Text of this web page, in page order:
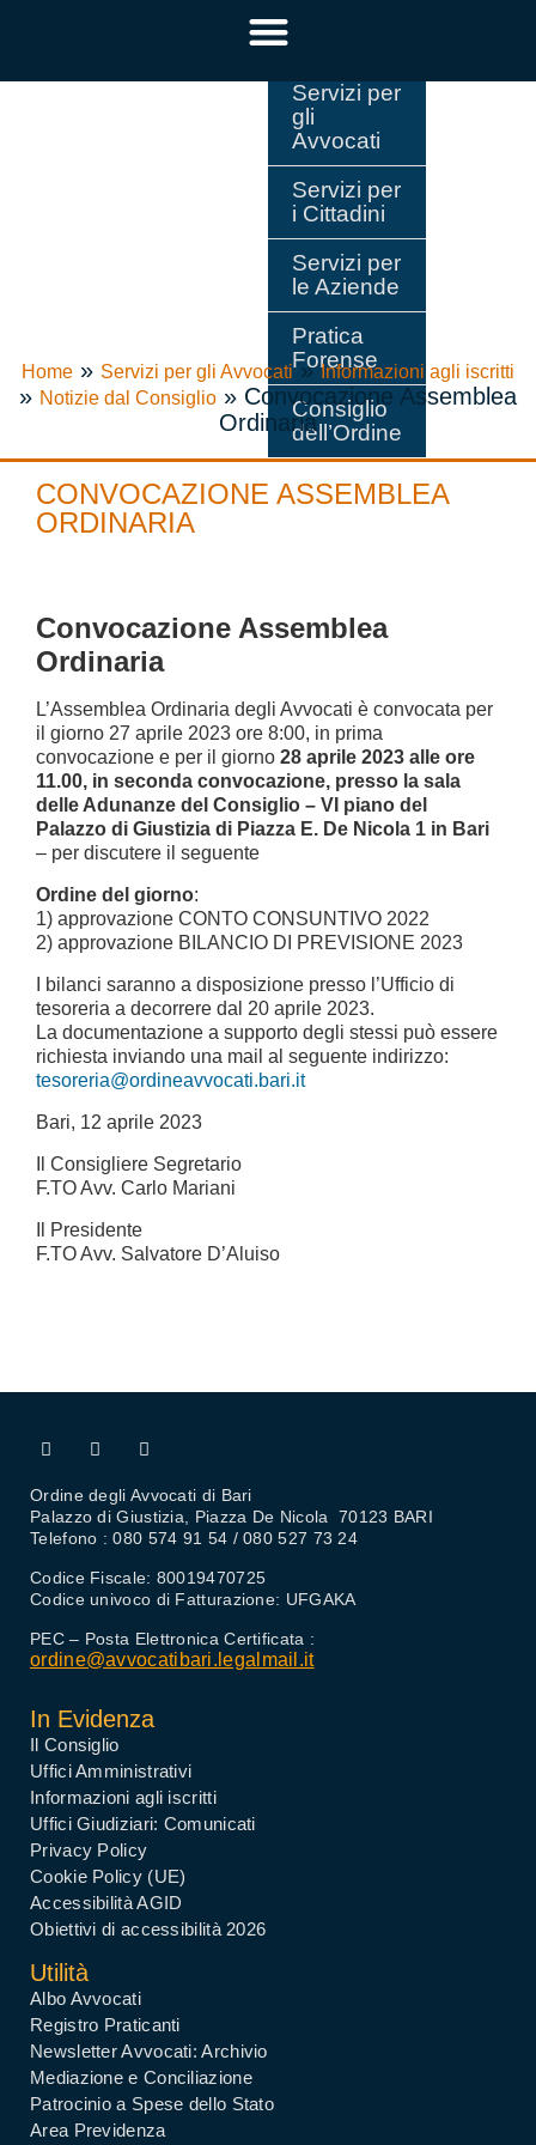
Servizi per
gli
Avvocati
Servizi per
i Cittadini
Servizi per
le Aziende
Pratica
Forense
Consiglio
dell’Ordine
Home » Servizi per gli Avvocati»Informazioni agli iscritti
» Notizie dal Consiglio » Convocazione Assemblea
Ordinaria
CONVOCAZIONE ASSEMBLEA
ORDINARIA
Convocazione Assemblea
Ordinaria
L’Assemblea Ordinaria degli Avvocati è convocata per
il giorno 27 aprile 2023 ore 8:00, in prima
convocazione e per il giorno 28 aprile 2023 alle ore
11.00, in seconda convocazione, presso la sala
delle Adunanze del Consiglio – VI piano del
Palazzo di Giustizia di Piazza E. De Nicola 1 in Bari
– per discutere il seguente
Ordine del giorno:
1) approvazione CONTO CONSUNTIVO 2022
2) approvazione BILANCIO DI PREVISIONE 2023
I bilanci saranno a disposizione presso l’Ufficio di
tesoreria a decorrere dal 20 aprile 2023.
La documentazione a supporto degli stessi può essere
richiesta inviando una mail al seguente indirizzo:
tesoreria@ordineavvocati.bari.it
Bari, 12 aprile 2023
Il Consigliere Segretario
F.TO Avv. Carlo Mariani
Il Presidente
F.TO Avv. Salvatore D’Aluiso
Ordine degli Avvocati di Bari
Palazzo di Giustizia, Piazza De Nicola 70123 BARI
Telefono : 080 574 91 54 / 080 527 73 24
Codice Fiscale: 80019470725
Codice univoco di Fatturazione: UFGAKA
PEC – Posta Elettronica Certificata :
ordine@avvocatibari.legalmail.it
In Evidenza
Il Consiglio
Uffici Amministrativi
Informazioni agli iscritti
Uffici Giudiziari: Comunicati
Privacy Policy
Cookie Policy (UE)
Accessibilità AGID
Obiettivi di accessibilità 2026
Utilità
Albo Avvocati
Registro Praticanti
Newsletter Avvocati: Archivio
Mediazione e Conciliazione
Patrocinio a Spese dello Stato
Area Previdenza